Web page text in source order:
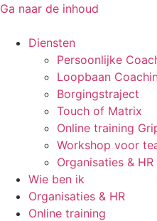
Ga naar de inhoud
Diensten
Persoonlijke
Loopbaan
Borgingstraject
Touch of Matrix
Online training
Workshop voor
Organisaties & HR
Wie ben ik
Organisaties & HR
Online training